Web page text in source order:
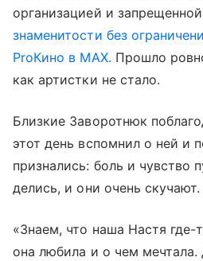
организацией и
знаменитости без
ProКино в MAX. Прошло
как артистки не стало.
Близкие Заворотнюк
этот день вспомнил о ней и
признались: боль и чувство
делись, и они очень скучают.
«Знаем, что наша Настя где-
она любила и о чем